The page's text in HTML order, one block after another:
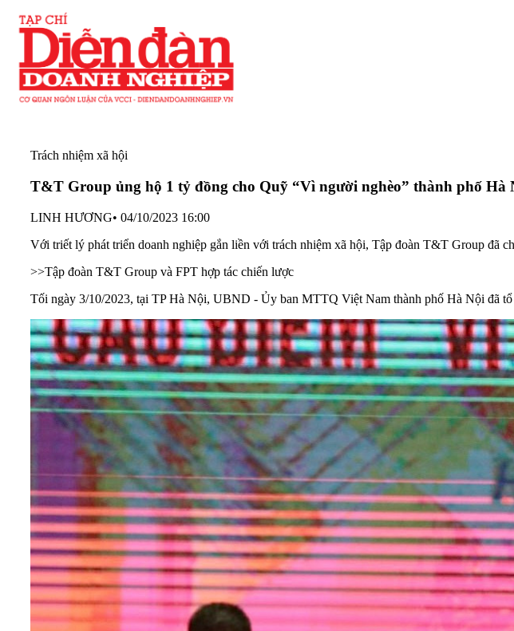
Trách nhiệm xã hội
T&T Group ủng hộ 1 tỷ đồng cho Quỹ “Vì người nghèo” thành phố Hà
LINH HƯƠNG• 04/10/2023 16:00
Với triết lý phát triển doanh nghiệp gắn liền với trách nhiệm xã hội, Tập đoàn T&T Group đã
>>Tập đoàn T&T Group và FPT hợp tác chiến lược
Tối ngày 3/10/2023, tại TP Hà Nội, UBND - Ủy ban MTTQ Việt Nam thành phố Hà Nội đã